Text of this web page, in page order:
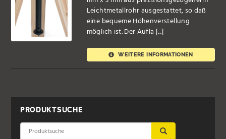
Leichtmetallrohr ausgestattet, so daß
eine bequeme Höhenverstellung
möglich ist. Der Aufla [...]
WEITERE INFORMATIONEN
PRODUKTSUCHE